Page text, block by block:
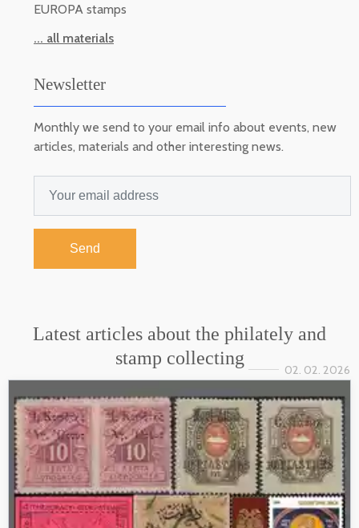
EUROPA stamps
... all materials
Newsletter
Monthly we send to your email info about events, new
articles, materials and other interesting news.
Send
Latest articles about the philately and
stamp collecting
02. 02. 2026